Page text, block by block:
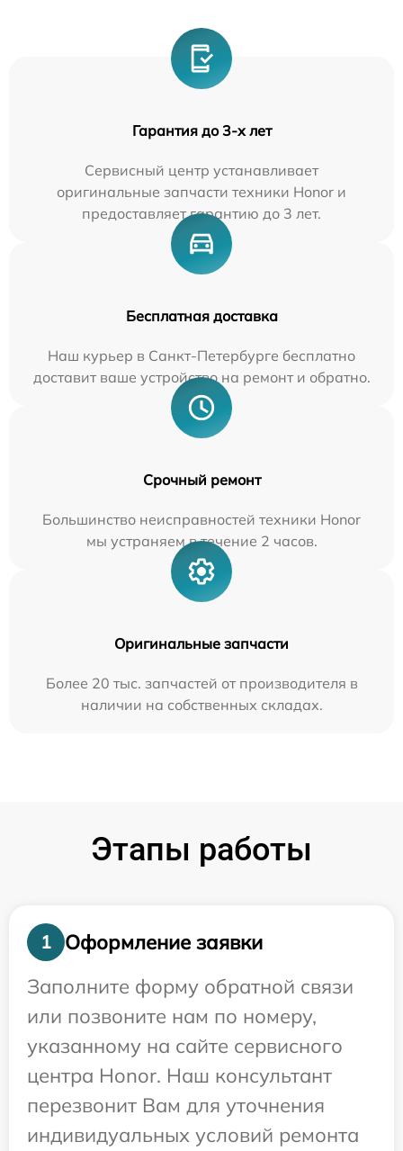
Гарантия до 3-х лет
Сервисный центр устанавливает
оригинальные запчасти техники Honor и
предоставляет гарантию до 3 лет.
Бесплатная доставка
Наш курьер в Санкт-Петербурге бесплатно
доставит ваше устройство на ремонт и обратно.
Срочный ремонт
Большинство неисправностей техники Honor
мы устраняем в течение 2 часов.
Оригинальные запчасти
Более 20 тыс. запчастей от производителя в
наличии на собственных складах.
Этапы работы
1
Оформление заявки
Заполните форму обратной связи
или позвоните нам по номеру,
указанному на сайте сервисного
центра Honor. Наш консультант
перезвонит Вам для уточнения
индивидуальных условий ремонта